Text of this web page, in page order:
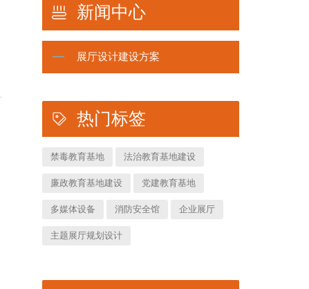
新闻中心
展厅设计建设方案
热门标签
禁毒教育基地 法治教育基地建设
廉政教育基地建设 党建教育基地
多媒体设备 消防安全馆 企业展厅
主题展厅规划设计